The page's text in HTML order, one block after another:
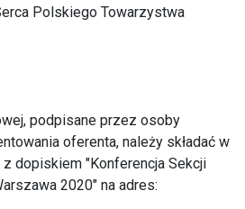
Polskiego Towarzystwa
podpisane przez osoby
oferenta, należy składać w
dopiskiem "Konferencja Sekcji
2020" na adres: